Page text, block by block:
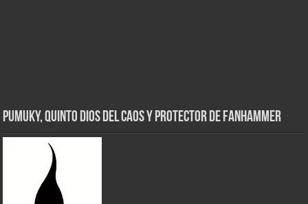
Pumuky, Quinto Dios del Caos y Protector de FanHammer